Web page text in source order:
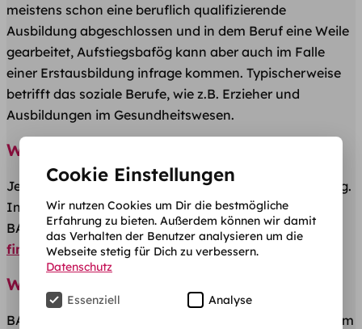
meistens schon eine beruflich qualifizierende
Ausbildung abgeschlossen und in dem Beruf eine Weile
gearbeitet, Aufstiegsbafög kann aber auch im Falle
einer Erstausbildung infrage kommen. Typischerweise
betrifft das soziale Berufe, wie z.B. Erzieher und
Ausbildungen im Gesundheitswesen.
Wo wird der BAföG-Antrag gestellt?
Je nach Förderart ist ein anderes BAföG Amt zuständig.
Insgesamt gibt es in ganz Deutschland über 1.000
BAföG Ämter, an die man sich wenden kann.Hier
findest du das für deinen Antrag zuständige Amt
Wie wird der BAföG-Antrag gestellt?
BAföG erhält nur, wer einen formellen Antrag bei seinem
Cookie Einstellungen
Wir nutzen Cookies um Dir die bestmögliche
Erfahrung zu bieten. Außerdem können wir damit
das Verhalten der Benutzer analysieren um die
Webseite stetig für Dich zu verbessern.
Datenschutz
Essenziell Analyse